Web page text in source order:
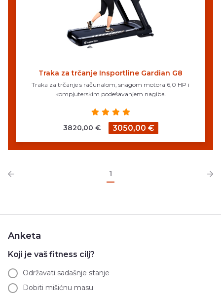
Traka za trčanje Insportline Gardian G8
Traka za trčanje s računalom, snagom motora 6,0 HP i
kompjuterskim podešavanjem nagiba.
3820,00 € 3050,00 €
1
Anketa
Koji je vaš fitness cilj?
Održavati sadašnje stanje
Dobiti mišićnu masu